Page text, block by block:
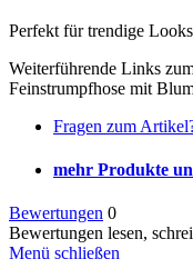
Perfekt für trendige
Weiterführende Links
Feinstrumpfhose mit
Fragen zum
mehr Produkte
Bewertungen 0
Bewertungen lesen,
Menü schließen